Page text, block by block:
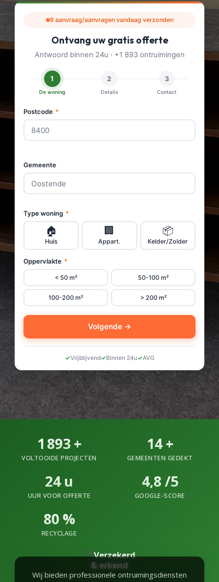
9 aanvraag/aanvragen vandaag verzonden
Ontvang uw gratis offerte
Antwoord binnen 24u · +1 893 ontruimingen
1
De woning
2
Details
3
Contact
Postcode *
Gemeente
Type woning *
🏠
Huis
🏢
Appart.
📦
Kelder/Zolder
Oppervlakte *
< 50 m² 50-100 m²
100-200 m² > 200 m²
Volgende →
Vrijblijvend Binnen 24u AVG
1 893+
VOLTOOIDE PROJECTEN
14+
GEMEENTEN GEDEKT
24u
UUR VOOR OFFERTE
4,8 /5
GOOGLE-SCORE
80%
RECYCLAGE
Verzekerd
& erkend
Wij bieden professionele ontruimingsdiensten